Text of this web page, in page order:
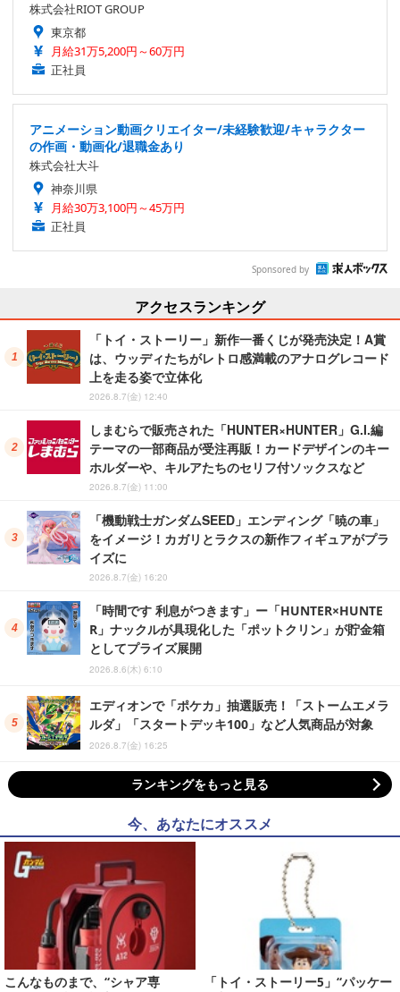
株式会社RIOT GROUP
東京都
月給31万5,200円～60万円
正社員
アニメーション動画クリエイター/未経験歓迎/キャラクター
の作画・動画化/退職金あり
株式会社大斗
神奈川県
月給30万3,100円～45万円
正社員
Sponsored by
アクセスランキング
「トイ・ストーリー」新作一番くじが発売決定！A賞
は、ウッディたちがレトロ感満載のアナログレコード
上を走る姿で立体化
2026.8.7(金) 12:40
しまむらで販売された「HUNTER×HUNTER」G.I.編
テーマの一部商品が受注再販！カードデザインのキー
ホルダーや、キルアたちのセリフ付ソックスなど
2026.8.7(金) 11:00
「機動戦士ガンダムSEED」エンディング「暁の車」
をイメージ！カガリとラクスの新作フィギュアがプラ
イズに
2026.8.7(金) 16:20
「時間です 利息がつきます」ー「HUNTER×HUNTE
R」ナックルが具現化した「ポットクリン」が貯金箱
としてプライズ展開
2026.8.6(木) 6:10
エディオンで「ポケカ」抽選販売！「ストームエメラ
ルダ」「スタートデッキ100」など人気商品が対象
2026.8.7(金) 16:25
ランキングをもっと見る
今、あなたにオススメ
こんなものまで、“シャア専
「トイ・ストーリー5」“パッケー